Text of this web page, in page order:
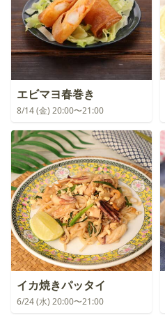
エビマヨ春巻き
8/14 (金) 20:00〜21:00
イカ焼きパッタイ
6/24 (水) 20:00〜21:00